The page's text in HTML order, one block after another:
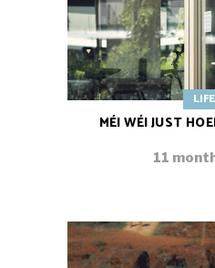
LIFE
MÉI WÉI JUST
11